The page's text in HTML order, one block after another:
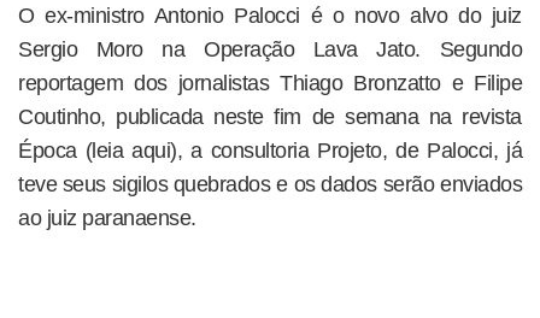
O ex-ministro Antonio Palocci é o novo alvo do juiz
Sergio Moro na Operação Lava Jato. Segundo
reportagem dos jornalistas Thiago Bronzatto e Filipe
Coutinho, publicada neste fim de semana na revista
Época (leia aqui), a consultoria Projeto, de Palocci, já
teve seus sigilos quebrados e os dados serão enviados
ao juiz paranaense.